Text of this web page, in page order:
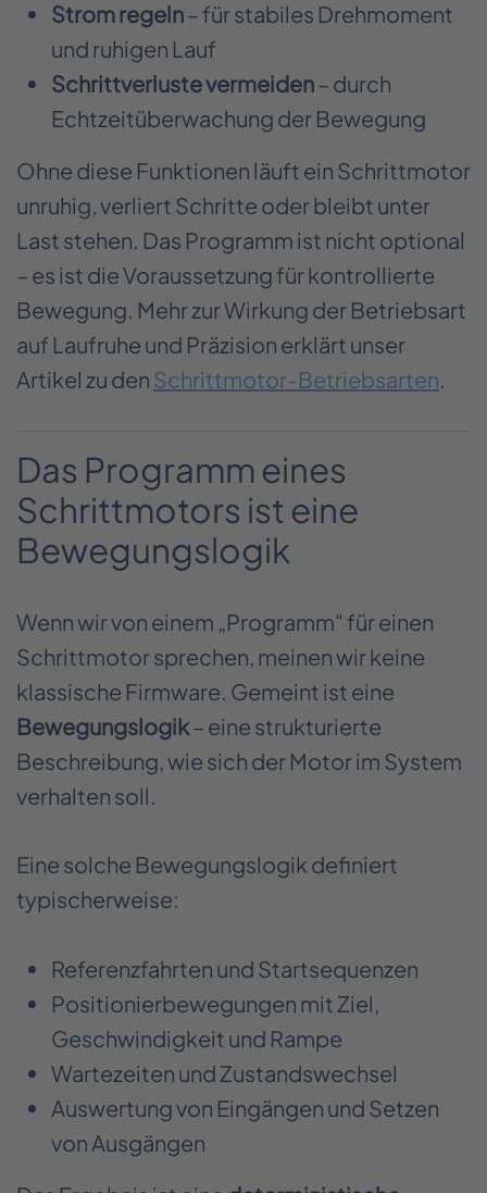
Strom regeln– für stabiles Drehmoment
und ruhigen Lauf
Schrittverluste vermeiden– durch
Echtzeitüberwachung der Bewegung
Ohne diese Funktionen läuft ein Schrittmotor
unruhig, verliert Schritte oder bleibt unter
Last stehen. Das Programm ist nicht optional
– es ist die Voraussetzung für kontrollierte
Bewegung. Mehr zur Wirkung der Betriebsart
auf Laufruhe und Präzision erklärt unser
Artikel zu den Schrittmotor-Betriebsarten
Das Programm eines
Schrittmotors ist eine
Bewegungslogik
Wenn wir von einem „Programm" für einen
Schrittmotor sprechen, meinen wir keine
klassische Firmware. Gemeint ist eine
Bewegungslogik– eine strukturierte
Beschreibung, wie sich der Motor im System
verhalten soll.
Eine solche Bewegungslogik definiert
typischerweise:
Referenzfahrten und Startsequenzen
Positionierbewegungen mit Ziel,
Geschwindigkeit und Rampe
Wartezeiten und Zustandswechsel
Auswertung von Eingängen und Setzen
von Ausgängen